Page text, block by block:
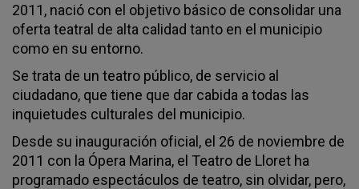
2011, nació con el objetivo básico de consolidar una
oferta teatral de alta calidad tanto en el municipio
como en su entorno.
Se trata de un teatro público, de servicio al
ciudadano, que tiene que dar cabida a todas las
inquietudes culturales del municipio.
Desde su inauguración oficial, el 26 de noviembre de
2011 con la Ópera Marina, el Teatro de Lloret ha
programado espectáculos de teatro, sin olvidar, pero,